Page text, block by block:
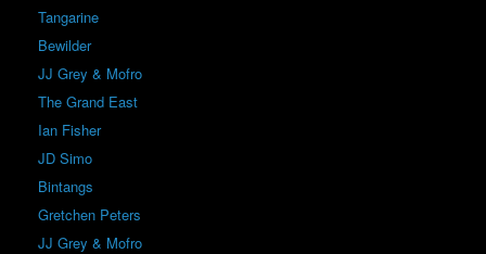
Tangarine
Bewilder
JJ Grey & Mofro
The Grand East
Ian Fisher
JD Simo
Bintangs
Gretchen Peters
JJ Grey & Mofro